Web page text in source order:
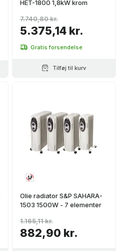
HET-1800 1,8kW krom
5.375,14 kr.
7.740,80 kr.
Gratis forsendelse
Tilføj til kurv
Olie radiator S&P SAHARA-
1503 1500W - 7 elementer
882,90 kr.
1.165,11 kr.